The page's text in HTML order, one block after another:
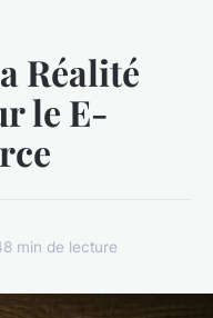
Réalité
le E-
8 min de lecture